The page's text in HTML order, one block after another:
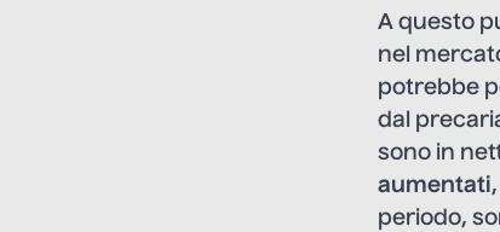
A questo
nel
potrebbe
dal
sono in
aumentati
periodo,